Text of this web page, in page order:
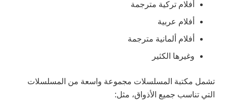
أفلام تركية مترجمة
أفلام عربية
أفلام ألمانية مترجمة
وغيرها الكثير
تشمل مكتبة المسلسلات مجموعة واسعة من المسلسلات
التي تناسب جميع الأذواق، مثل: